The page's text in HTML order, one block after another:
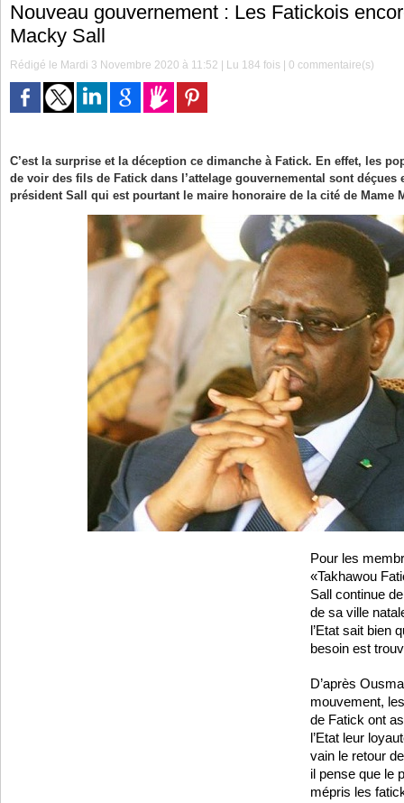
Nouveau gouvernement : Les Fatickois
Macky Sall
Rédigé le Mardi 3 Novembre 2020 à 11:52 | Lu 184 fois |0 commentaire(s)
C’est la surprise et la déception ce dimanche à Fatick. En effet, les
de voir des fils de Fatick dans l’attelage gouvernemental sont déçues
président Sall qui est pourtant le maire honoraire de la cité de Mame
Pour les
«Takhawou
Sall continue
de sa ville
l’Etat sait bien
besoin est
D’après
mouvement,
de Fatick ont
l’Etat leur
vain le retour
il pense que le
mépris les